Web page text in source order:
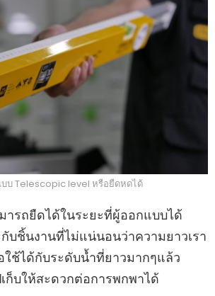
บบ Telescopic level หรือยืดหดได้
ารถยืดได้ในระยะที่ผู้ออกแบบได้
บชิ้นงานที่ไม่แน่นอนว่าความยาวเรา
ใช้ได้กับระดับน้ำที่ยาวมากๆแล้ว
ก็บให้สะดวกต่อการพกพาได้